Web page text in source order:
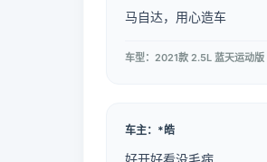
马自达，用心造车
车型：2021款 2.5L 蓝天运动版
车主：*皓
好开好看没毛病